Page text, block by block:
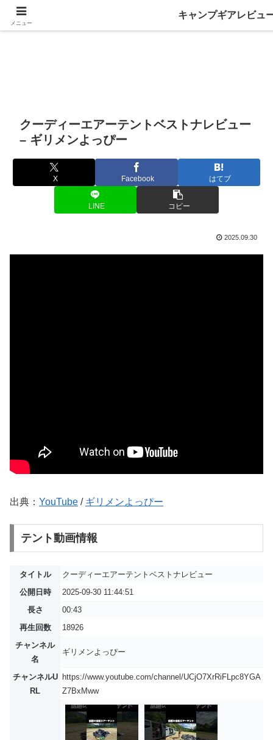
クーディーエアーテントベストナレビュー
– ギリメンよっぴー
X Facebook はてブ
LINE コピー
2025.09.30
出典： YouTube / ギリメンよっぴー
テント動画情報
タイトル
クーディーエアーテントベストナレビュー
公開日時
2025-09-30 11:44:51
長さ
00:43
再生回数
18926
チャンネル
名
ギリメンよっぴー
チャンネルU
RL
https://www.youtube.com/channel/UCjO7XrRiFLpc8YGA
Z7BxMww
メニュー
キャンプギアレビュ